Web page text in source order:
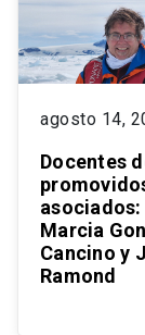
agosto 14,
Docentes
Marcia
Cancino y
Ramond